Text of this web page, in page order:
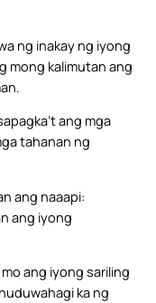
ng inakay ng iyong
mong kalimutan ang
ang mga
tahanan ng
ang naaapi:
ang iyong
ang iyong sariling
ka ng